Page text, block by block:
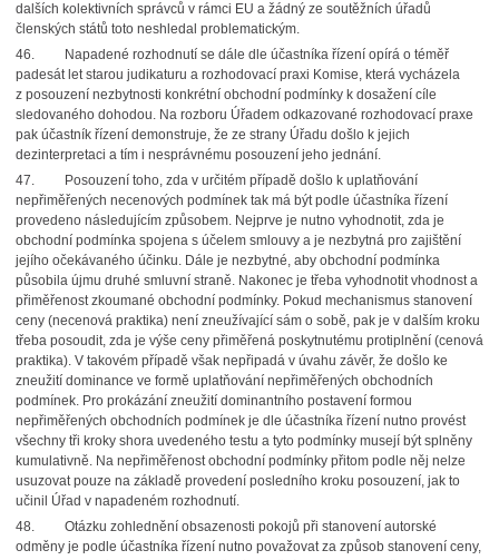
dalších kolektivních správců v rámci EU a žádný ze soutěžních úřadů
členských států toto neshledal problematickým.
46.
Napadené rozhodnutí se dále dle účastníka řízení opírá o téměř
padesát let starou judikaturu a rozhodovací praxi Komise, která vycházela
z posouzení nezbytnosti konkrétní obchodní podmínky k dosažení cíle
sledovaného dohodou. Na rozboru Úřadem odkazované rozhodovací praxe
pak účastník řízení demonstruje, že ze strany Úřadu došlo k jejich
dezinterpretaci a tím i nesprávnému posouzení jeho jednání.
47.
Posouzení toho, zda v určitém případě došlo k uplatňování
nepřiměřených necenových podmínek tak má být podle účastníka řízení
provedeno následujícím způsobem. Nejprve je nutno vyhodnotit, zda je
obchodní podmínka spojena s účelem smlouvy a je nezbytná pro zajištění
jejího očekávaného účinku. Dále je nezbytné, aby obchodní podmínka
působila újmu druhé smluvní straně. Nakonec je třeba vyhodnotit vhodnost a
přiměřenost zkoumané obchodní podmínky. Pokud mechanismus stanovení
ceny (necenová praktika) není zneužívající sám o sobě, pak je v dalším kroku
třeba posoudit, zda je výše ceny přiměřená poskytnutému protiplnění (cenová
praktika). V takovém případě však nepřipadá v úvahu závěr, že došlo ke
zneužití dominance ve formě uplatňování nepřiměřených obchodních
podmínek. Pro prokázání zneužití dominantního postavení formou
nepřiměřených obchodních podmínek je dle účastníka řízení nutno provést
všechny tři kroky shora uvedeného testu a tyto podmínky musejí být splněny
kumulativně. Na nepřiměřenost obchodní podmínky přitom podle něj nelze
usuzovat pouze na základě provedení posledního kroku posouzení, jak to
učinil Úřad v napadeném rozhodnutí.
48.
Otázku zohlednění obsazenosti pokojů při stanovení autorské
odměny je podle účastníka řízení nutno považovat za způsob stanovení ceny,